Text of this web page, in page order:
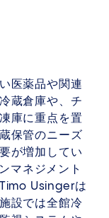
医薬品や関連
蔵倉庫や、チ
庫に重点を置
保管のニーズ
が増加してい
マネジメント
Usingerは
設では全館冷